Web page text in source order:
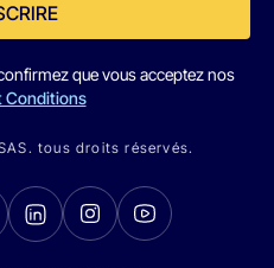
que vous acceptez nos
Conditions
tous droits réservés.